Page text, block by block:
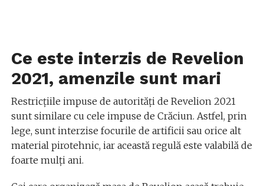
Ce este interzis de Revelion
2021, amenzile sunt mari
Restricțiile impuse de autorități de Revelion 2021
sunt similare cu cele impuse de Crăciun. Astfel, prin
lege, sunt interzise focurile de artificii sau orice alt
material pirotehnic, iar această regulă este valabilă de
foarte mulți ani.